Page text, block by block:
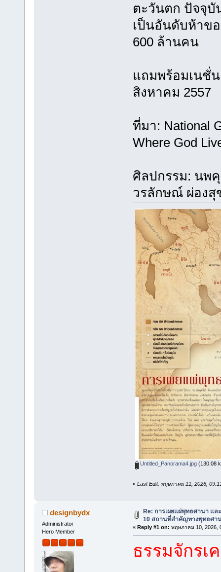
ตะวันตก ปัจจุ
เป็นอันดับห้าข
600 ล้านคน
แถมพร้อมเนชั่
สิงหาคม 2557
ที่มา: National
Where God
ศิลปกรรม: นพ
วรลักษณ์ ผ่องสุ
Untitled_Panorama4.jpg(130.08
« Last Edit: พฤษภาคม 11, 2026,
designbydx
Administrator
Hero Member
Re: การเผยแผ่พุทธศานา แ
10 สถานที่สำคัญทางพุทธศาน
« Reply #1 on: พฤษภาคม 10, 2026,
ธรรมจักรเ